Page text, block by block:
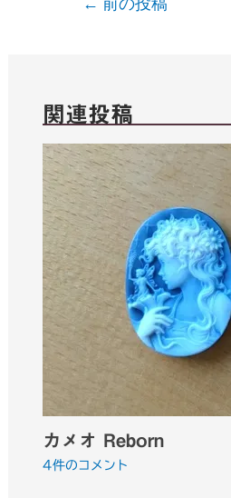
関連投稿
カメオ Reborn
4件のコメント